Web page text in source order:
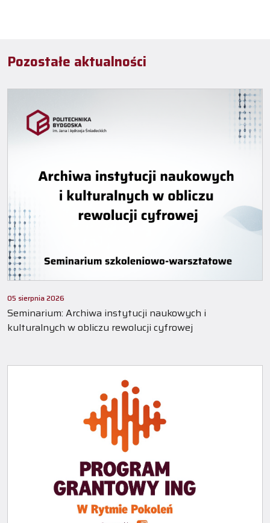
Pozostałe aktualności
05 sierpnia 2026
Seminarium: Archiwa instytucji naukowych i
kulturalnych w obliczu rewolucji cyfrowej